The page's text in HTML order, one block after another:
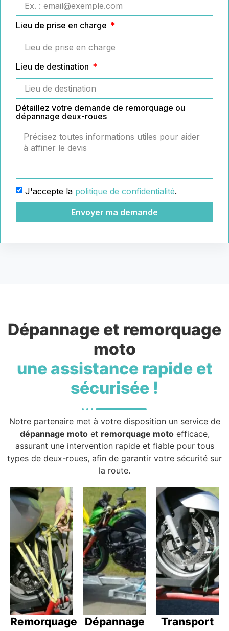
Lieu de prise en charge
Lieu de destination
Détaillez votre demande de remorquage ou
dépannage deux-roues
J'accepte la politique de confidentialité.
Envoyer ma demande
Dépannage et remorquage
moto
une assistance rapide et
sécurisée !
Notre partenaire met à votre disposition un service de
dépannage motoet remorquage motoefficace,
assurant une intervention rapide et fiable pour tous
types de deux-roues, afin de garantir votre sécurité sur
la route.
Remorquage
Dépannage
Transport